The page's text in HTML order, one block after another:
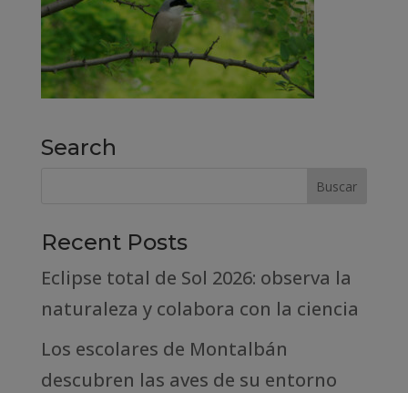
Search
Recent Posts
Eclipse total de Sol 2026: observa la
naturaleza y colabora con la ciencia
Los escolares de Montalbán
descubren las aves de su entorno